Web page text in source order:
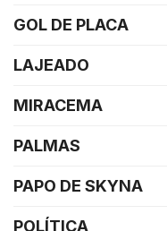
GOL DE PLACA
LAJEADO
MIRACEMA
PALMAS
PAPO DE SKYNA
POLÍTICA